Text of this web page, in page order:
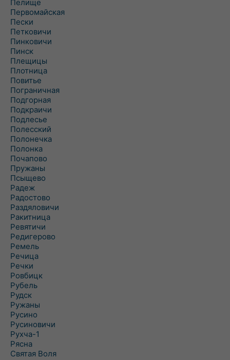
Пелище
Первомайская
Пески
Петковичи
Пинковичи
Пинск
Плещицы
Плотница
Повитье
Пограничная
Подгорная
Подкраичи
Подлесье
Полесский
Полонечка
Полонка
Почапово
Пружаны
Псыщево
Радеж
Радостово
Раздяловичи
Ракитница
Ревятичи
Редигерово
Ремель
Речица
Речки
Ровбицк
Рубель
Рудск
Ружаны
Русино
Русиновичи
Рухча-1
Рясна
Святая Воля